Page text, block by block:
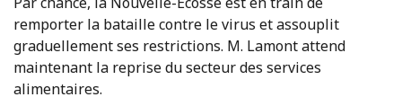
remporter la bataille contre le virus et assouplit
graduellement ses restrictions. M. Lamont attend
maintenant la reprise du secteur des services
alimentaires.